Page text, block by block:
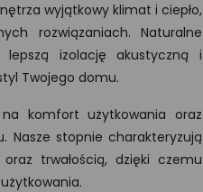
wyjątkowy klimat i ciepło,
rozwiązaniach. Naturalne
izolację akustyczną i
Twojego domu.
komfort użytkowania oraz
Nasze stopnie charakteryzują
trwałością, dzięki czemu